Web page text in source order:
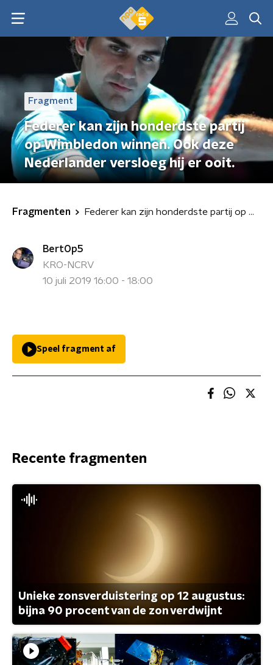
Fragment
Federer kan zijn honderdste partij
op Wimbledon winnen. Ook deze
Nederlander versloeg hij er ooit.
Fragmenten Federer kan zijn honderdste partij op Wimbledon winnen. Ook deze Nederlander versloeg hij er ooit.
BertOp5
KRO-NCRV
10 juli 2019 16:00 - 18:00
Speel fragment af
Recente fragmenten
Unieke zonsverduistering op 12 augustus:
bijna 90 procent van de zon verdwijnt